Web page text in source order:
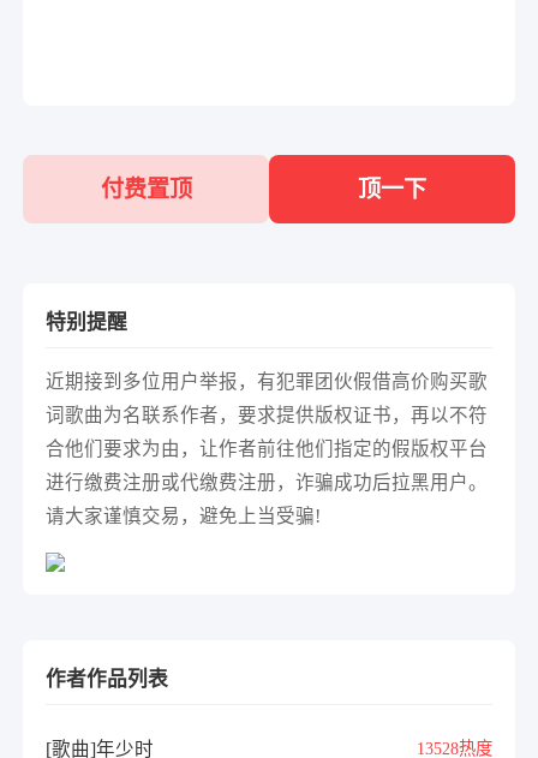
付费置顶 顶一下
特别提醒
近期接到多位用户举报，有犯罪团伙假借高价购买歌
词歌曲为名联系作者，要求提供版权证书，再以不符
合他们要求为由，让作者前往他们指定的假版权平台
进行缴费注册或代缴费注册，诈骗成功后拉黑用户。
请大家谨慎交易，避免上当受骗!
作者作品列表
[歌曲]年少时 13528热度